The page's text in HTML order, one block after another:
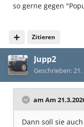
so gerne gegen
Zitieren
Jupp2
Geschrieben:
am Am
Dann soll sie